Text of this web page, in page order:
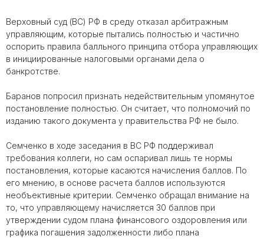
Верховный суд (ВС) РФ в среду отказал арбитражным
управляющим, которые пытались полностью и частично
оспорить правила балльного принципа отбора управляющих
в инициированные налоговыми органами дела о
банкротстве.
Баранов попросил признать недействительным упомянутое
постановление полностью. Он считает, что полномочий по
изданию такого документа у правительства РФ не было.
Семченко в ходе заседания в ВС РФ поддерживал
требования коллеги, но сам оспаривал лишь те нормы
постановления, которые касаются начисления баллов. По
его мнению, в основе расчета баллов используются
необъективные критерии. Семченко обращал внимание на
то, что управляющему начисляется 30 баллов при
утверждении судом плана финансового оздоровления или
графика погашения задолженности либо плана